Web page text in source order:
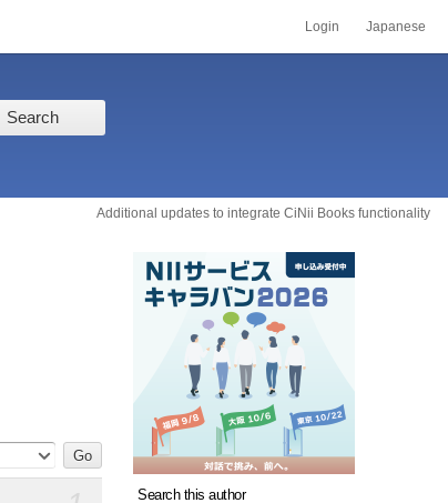
Login Japanese
Search
Additional updates to integrate CiNii Books functionality
Search this author